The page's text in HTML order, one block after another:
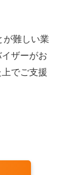
が難しい業
ザーがお
でご支援